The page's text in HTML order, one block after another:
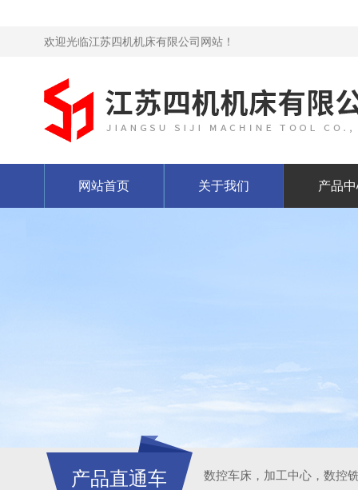
欢迎光临江苏四机机床有限公司网站！
网站首页 关于我们 产品
产品直通车